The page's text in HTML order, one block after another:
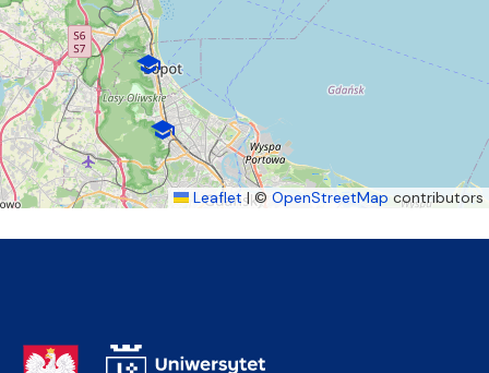
school
school
Leaflet |© OpenStreetMap contributors
Adres Rektoratu